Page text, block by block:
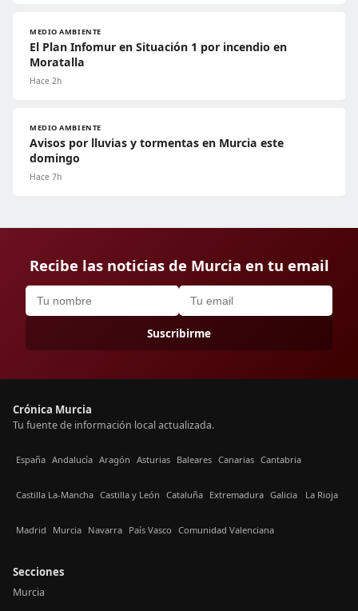
MEDIO AMBIENTE
El Plan Infomur en Situación 1 por incendio en
Moratalla
Hace 2h
MEDIO AMBIENTE
Avisos por lluvias y tormentas en Murcia este
domingo
Hace 7h
Recibe las noticias de Murcia en tu email
Suscribirme
Crónica Murcia
Tu fuente de información local actualizada.
España Andalucía Aragón Asturias Baleares Canarias Cantabria
Castilla La-Mancha Castilla y León Cataluña Extremadura Galicia La Rioja
Madrid Murcia Navarra País Vasco Comunidad Valenciana
Secciones
Murcia